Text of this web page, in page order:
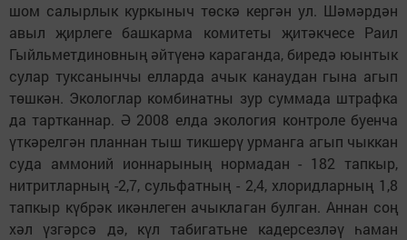
шом салырлык куркыныч төскә кергән ул. Шәмәрдән
авыл җирлеге башкарма комитеты җитәкчесе Раил
Гыйльметдиновның әйтүенә караганда, биредә юынтык
сулар туксанынчы елларда ачык канау­дан гына агып
төшкән. Эколог­лар комбинатны зур суммада штрафка
да тартканнар. Ә 2008 елда экология контроле буенча
үткәрелгән планнан тыш тикшерү урманга агып чыккан
суда аммоний ионнарының нормадан - 182 тапкыр,
нитритларның -2,7, сульфатның - 2,4, хлоридларның 1,8
тапкыр күбрәк икәнлеген ачыклаган булган. Аннан соң
хәл үзгәрсә дә, күл табигатьне кадерсезләү һаман